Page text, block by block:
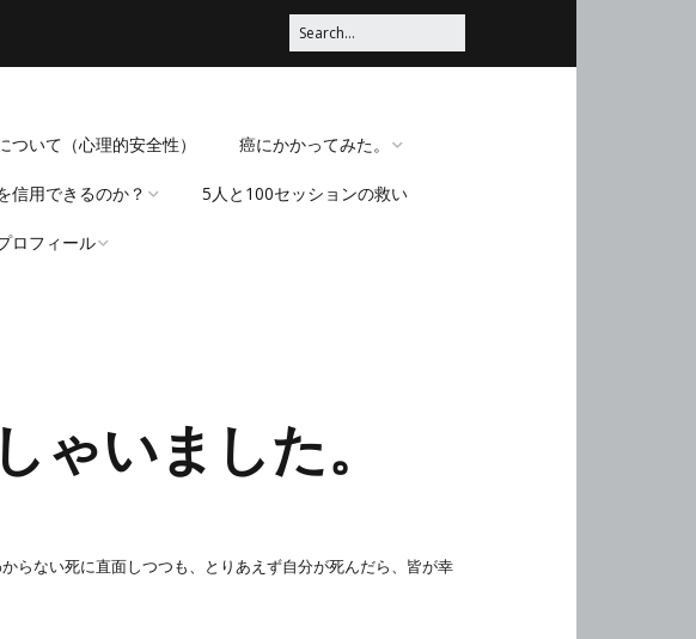
ついて（心理的安全性） 癌にかかってみた。
脳みそほじくられてみ
信用できるのか？
思うことについ
5人と100セッションの救い
ロフィール
ゃいました。
らない死に直面しつつも、とりあえず自分が死んだら、皆が幸